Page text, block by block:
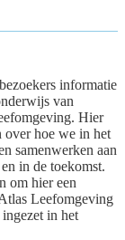
informatie
van
Hier
over hoe we in het
samenwerken aan
in de toekomst.
om hier een
Leefomgeving
in het